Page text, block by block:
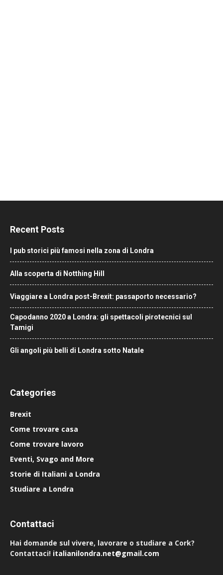
Recent Posts
I pub storici più famosi nella zona di Londra
Alla scoperta di Notthing Hill
Viaggiare a Londra post-Brexit: passaporto necessario?
Capodanno 2020 a Londra: gli spettacoli pirotecnici sul
Tamigi
Gli angoli più belli di Londra sotto Natale
Categories
Brexit
Come trovare casa
Come trovare lavoro
Eventi, Svago and More
Storie di Italiani a Londra
Studiare a Londra
Contattaci
Hai domande sul vivere, lavorare o studiare a Cork?
Contattaci! italianilondra.net@gmail.com